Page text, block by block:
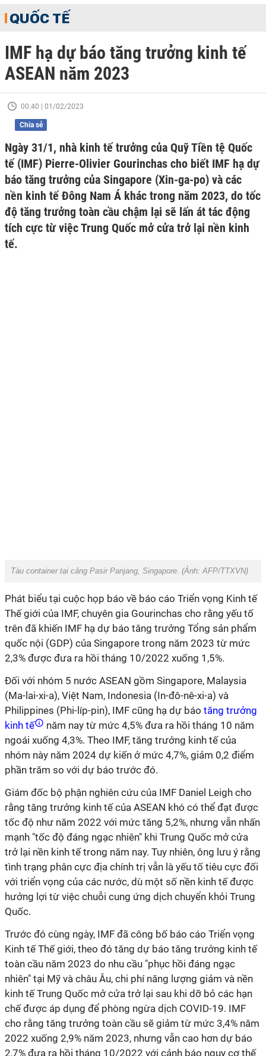
QUỐC TẾ
IMF hạ dự báo tăng trưởng kinh tế
ASEAN năm 2023
00:40 | 01/02/2023
Chia sẻ
Ngày 31/1, nhà kinh tế trưởng của Quỹ Tiền tệ Quốc
tế (IMF) Pierre-Olivier Gourinchas cho biết IMF hạ dự
báo tăng trưởng của Singapore (Xin-ga-po) và các
nền kinh tế Đông Nam Á khác trong năm 2023, do tốc
độ tăng trưởng toàn cầu chậm lại sẽ lấn át tác động
tích cực từ việc Trung Quốc mở cửa trở lại nền kinh
tế.
Tàu container tại cảng Pasir Panjang, Singapore. (Ảnh: AFP/TTXVN)
Phát biểu tại cuộc họp báo về báo cáo Triển vọng Kinh tế
Thế giới của IMF, chuyên gia Gourinchas cho rằng yếu tố
trên đã khiến IMF hạ dự báo tăng trưởng Tổng sản phẩm
quốc nội (GDP) của Singapore trong năm 2023 từ mức
2,3% được đưa ra hồi tháng 10/2022 xuống 1,5%.
Đối với nhóm 5 nước ASEAN gồm Singapore, Malaysia
(Ma-lai-xi-a), Việt Nam, Indonesia (In-đô-nê-xi-a) và
Philippines (Phi-líp-pin), IMF cũng hạ dự báo tăng trưởng
kinh tế
năm nay từ mức 4,5% đưa ra hồi tháng 10 năm
ngoái xuống 4,3%. Theo IMF, tăng trưởng kinh tế của
nhóm này năm 2024 dự kiến ở mức 4,7%, giảm 0,2 điểm
phần trăm so với dự báo trước đó.
Giám đốc bộ phận nghiên cứu của IMF Daniel Leigh cho
rằng tăng trưởng kinh tế của ASEAN khó có thể đạt được
tốc độ như năm 2022 với mức tăng 5,2%, nhưng vẫn nhấn
mạnh "tốc độ đáng ngạc nhiên" khi Trung Quốc mở cửa
trở lại nền kinh tế trong năm nay. Tuy nhiên, ông lưu ý rằng
tình trạng phân cực địa chính trị vẫn là yếu tố tiêu cực đối
với triển vọng của các nước, dù một số nền kinh tế được
hưởng lợi từ việc chuỗi cung ứng dịch chuyển khỏi Trung
Quốc.
Trước đó cùng ngày, IMF đã công bố báo cáo Triển vọng
Kinh tế Thế giới, theo đó tăng dự báo tăng trưởng kinh tế
toàn cầu năm 2023 do nhu cầu "phục hồi đáng ngạc
nhiên" tại Mỹ và châu Âu, chi phí năng lượng giảm và nền
kinh tế Trung Quốc mở cửa trở lại sau khi dỡ bỏ các hạn
chế được áp dụng để phòng ngừa dịch COVID-19. IMF
cho rằng tăng trưởng toàn cầu sẽ giảm từ mức 3,4% năm
2022 xuống 2,9% năm 2023, nhưng vẫn cao hơn dự báo
2,7% đưa ra hồi tháng 10/2022 với cảnh báo nguy cơ thế